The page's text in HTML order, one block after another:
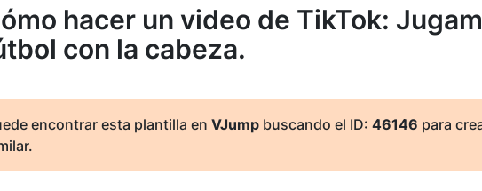
hacer un video de TikTok:
con la cabeza.
encontrar esta plantilla en VJump buscando el ID: 46146 para